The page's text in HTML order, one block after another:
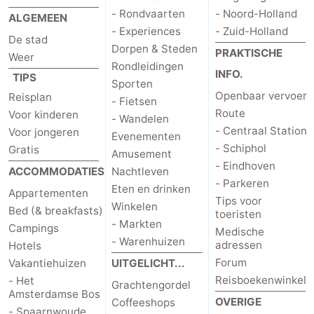
ALGEMEEN
De stad
Weer
TIPS
Reisplan
Voor kinderen
Voor jongeren
Gratis
ACCOMMODATIES
Appartementen
Bed (& breakfasts)
Campings
Hotels
Vakantiehuizen
- Het
Amsterdamse Bos
- Rondvaarten
- Experiences
Dorpen & Steden
Rondleidingen
Sporten
- Fietsen
- Wandelen
Evenementen
Amusement
Nachtleven
Eten en drinken
Winkelen
- Markten
- Warenhuizen
UITGELICHT...
Grachtengordel
Coffeeshops
- Noord-Holland
- Zuid-Holland
PRAKTISCHE
INFO.
Openbaar vervoer
Route
- Centraal Station
- Schiphol
- Eindhoven
- Parkeren
Tips voor
toeristen
Medische
adressen
Forum
Reisboekenwinkel
OVERIGE